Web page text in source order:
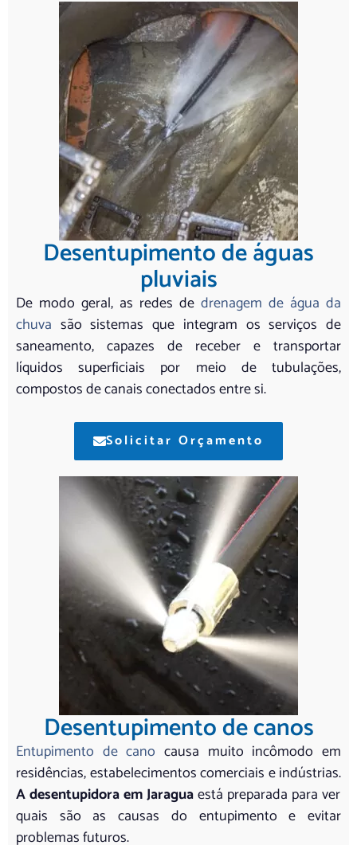
Desentupimento de águas
pluviais
De modo geral, as redes de drenagem de água da
chuva são sistemas que integram os serviços de
saneamento, capazes de receber e transportar
líquidos superficiais por meio de tubulações,
compostos de canais conectados entre si.
Solicitar Orçamento
Desentupimento de canos
Entupimento de cano causa muito incômodo em
residências, estabelecimentos comerciais e indústrias.
A desentupidora em Jaraguaestá preparada para ver
quais são as causas do entupimento e evitar
problemas futuros.